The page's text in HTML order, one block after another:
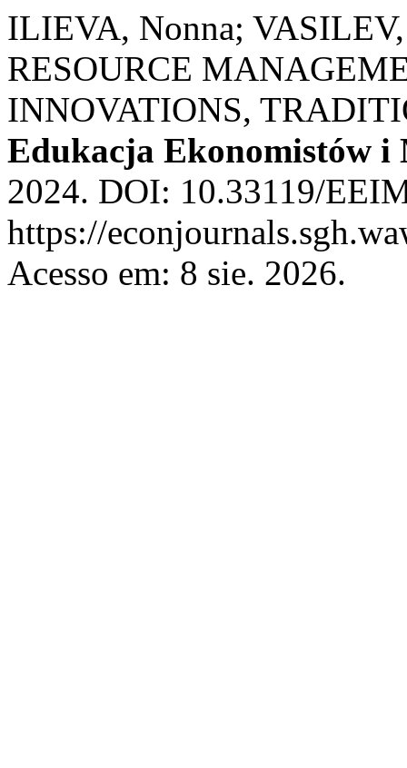
ILIEVA, Nonna;
RESOURCE
INNOVATIONS,
Edukacja Ekonomistów i
2024. DOI: 10.33119/
https://
Acesso em: 8 sie. 2026.